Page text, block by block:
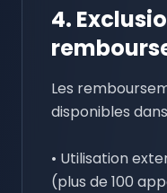
4.
Les
disponibles
• Utilisation
(plus de 100